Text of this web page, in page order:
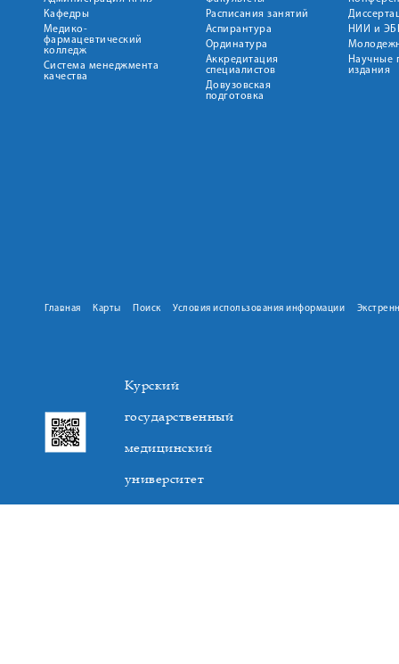
Кафедры
Медико-
фармацевтический
колледж
Система менеджмента
качества
Расписания занятий
Аспирантура
Ординатура
Аккредитация
специалистов
Довузовская
подготовка
НИИ и
Научные
издания
Главная Карты Поиск Условия использования информации
Курский
государственный
медицинский
университет